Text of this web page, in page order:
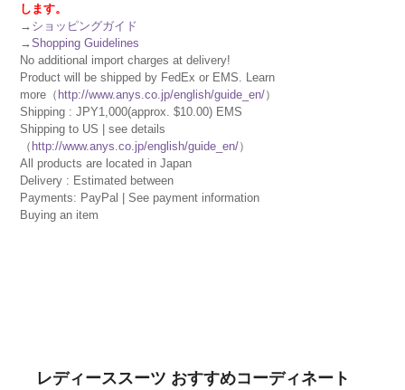
します。
→ ショッピングガイド
→Shopping Guidelines
No additional import charges at delivery!
Product will be shipped by FedEx or EMS. Learn
more（ http://www.anys.co.jp/english/guide_en/）
Shipping : JPY1,000(approx. $10.00) EMS
Shipping to US | see details
（ http://www.anys.co.jp/english/guide_en/）
All products are located in Japan
Delivery : Estimated between
Payments: PayPal | See payment information
Buying an item
レディーススーツ おすすめコーディネート